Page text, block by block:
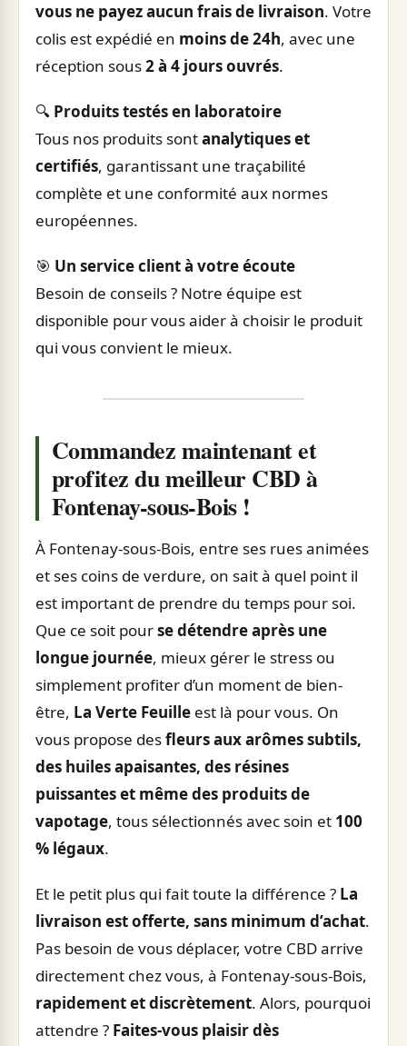
vous ne payez aucun frais de livraison. Votre
colis est expédié en moins de 24h, avec une
réception sous2 à 4 jours ouvrés.
🔍 Produits testés en laboratoire
Tous nos produits sontanalytiques et
certifiés, garantissant une traçabilité
complète et une conformité aux normes
européennes.
🎯 Un service client à votre écoute
Besoin de conseils ? Notre équipe est
disponible pour vous aider à choisir le produit
qui vous convient le mieux.
Commandez maintenant et
profitez du meilleur CBD à
Fontenay-sous-Bois !
À Fontenay-sous-Bois, entre ses rues animées
et ses coins de verdure, on sait à quel point il
est important de prendre du temps pour soi.
Que ce soit pourse détendre après une
longue journée, mieux gérer le stress ou
simplement profiter d’un moment de bien-
être, La Verte Feuille est là pour vous. On
vous propose desfleurs aux arômes subtils,
des huiles apaisantes, des résines
puissantes et même des produits de
vapotage, tous sélectionnés avec soin et 100
% légaux.
Et le petit plus qui fait toute la différence ? La
livraison est offerte, sans minimum d’achat.
Pas besoin de vous déplacer, votre CBD arrive
directement chez vous, à Fontenay-sous-Bois,
rapidement et discrètement. Alors, pourquoi
attendre ? Faites-vous plaisir dès